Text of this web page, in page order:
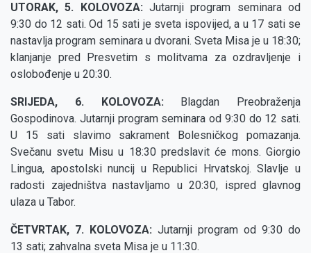
UTORAK, 5. KOLOVOZA: Jutarnji program seminara od
9:30 do 12 sati. Od 15 sati je sveta ispovijed, a u 17 sati se
nastavlja program seminara u dvorani. Sveta Misa je u 18:30;
klanjanje pred Presvetim s molitvama za ozdravljenje i
oslobođenje u 20:30.
SRIJEDA, 6. KOLOVOZA: Blagdan Preobraženja
Gospodinova. Jutarnji program seminara od 9:30 do 12 sati.
U 15 sati slavimo sakrament Bolesničkog pomazanja.
Svečanu svetu Misu u 18:30 predslavit će mons. Giorgio
Lingua, apostolski nuncij u Republici Hrvatskoj. Slavlje u
radosti zajedništva nastavljamo u 20:30, ispred glavnog
ulaza u Tabor.
ČETVRTAK, 7. KOLOVOZA: Jutarnji program od 9:30 do
13 sati; zahvalna sveta Misa je u 11:30.